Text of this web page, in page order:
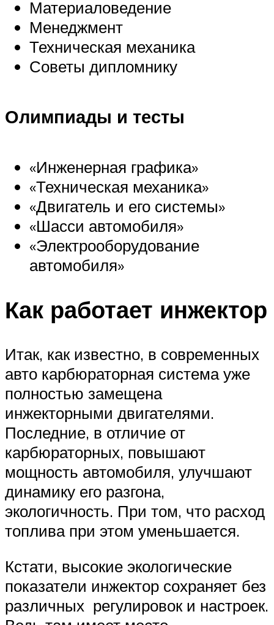
Материаловедение
Менеджмент
Техническая механика
Советы дипломнику
Олимпиады и тесты
«Инженерная графика»
«Техническая механика»
«Двигатель и его системы»
«Шасси автомобиля»
«Электрооборудование
автомобиля»
Как работает инжектор
Итак, как известно, в современных
авто карбюраторная система уже
полностью замещена
инжекторными двигателями.
Последние, в отличие от
карбюраторных, повышают
мощность автомобиля, улучшают
динамику его разгона,
экологичность. При том, что расход
топлива при этом уменьшается.
Кстати, высокие экологические
показатели инжектор сохраняет без
различных регулировок и настроек.